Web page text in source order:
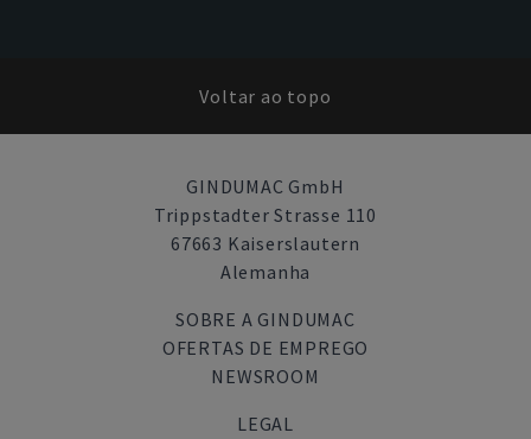
Voltar ao topo
GINDUMAC GmbH
Trippstadter Strasse 110
67663 Kaiserslautern
Alemanha
SOBRE A GINDUMAC
OFERTAS DE EMPREGO
NEWSROOM
LEGAL